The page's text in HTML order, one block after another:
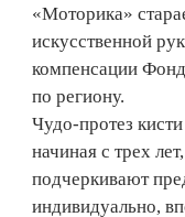
«Моторика»
искусственной
компенсации
по региону.
Чудо-протез
начиная с трех
подчеркивают
индивидуально,